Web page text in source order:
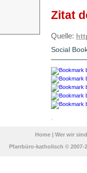
Zitat
Quelle:
Social
Home | Wer wir sind
Pfarrbüro-katholisch © 2007-